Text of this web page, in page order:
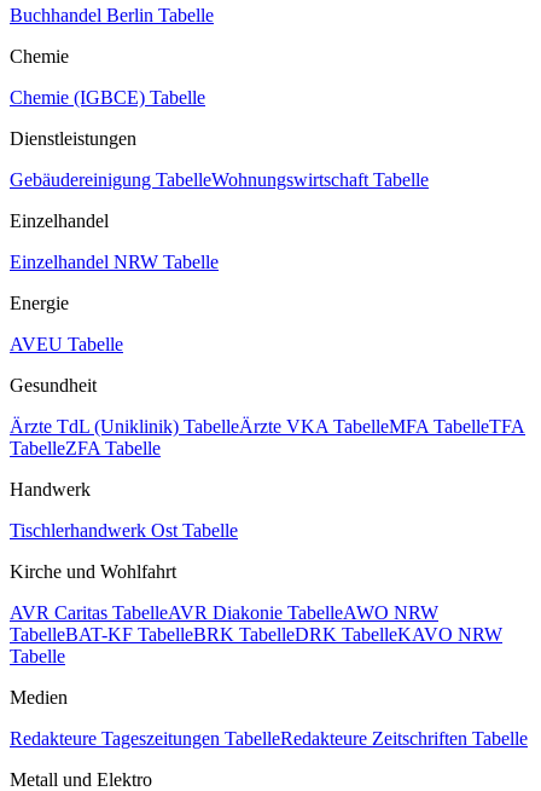
Buchhandel Berlin Tabelle
Chemie
Chemie (IGBCE) Tabelle
Dienstleistungen
Gebäudereinigung TabelleWohnungswirtschaft Tabelle
Einzelhandel
Einzelhandel NRW Tabelle
Energie
AVEU Tabelle
Gesundheit
Ärzte TdL (Uniklinik) TabelleÄrzte VKA TabelleMFA TabelleTFA
TabelleZFA Tabelle
Handwerk
Tischlerhandwerk Ost Tabelle
Kirche und Wohlfahrt
AVR Caritas TabelleAVR Diakonie TabelleAWO NRW
TabelleBAT-KF TabelleBRK TabelleDRK TabelleKAVO NRW
Tabelle
Medien
Redakteure Tageszeitungen TabelleRedakteure Zeitschriften Tabelle
Metall und Elektro